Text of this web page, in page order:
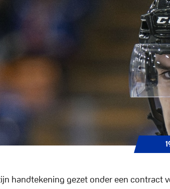
handtekening gezet onder een contract